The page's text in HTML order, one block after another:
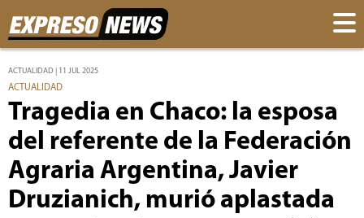
ACTUALIDAD | 11 JUL 2025
ACTUALIDAD
Tragedia en Chaco: la esposa
del referente de la Federación
Agraria Argentina, Javier
Druzianich, murió aplastada